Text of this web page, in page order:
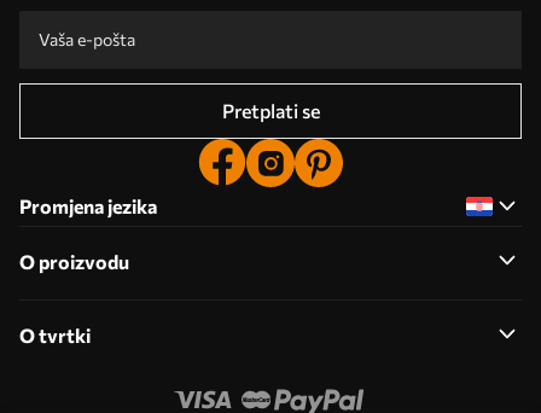
Pretplati se
Promjena jezika
O proizvodu
O tvrtki